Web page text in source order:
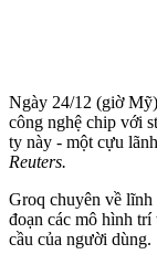
Ngày 24/12 (giờ
công nghệ chip với
ty này - một cựu
Reuters.
Groq chuyên về
đoạn các mô hình trí
cầu của người dùng.